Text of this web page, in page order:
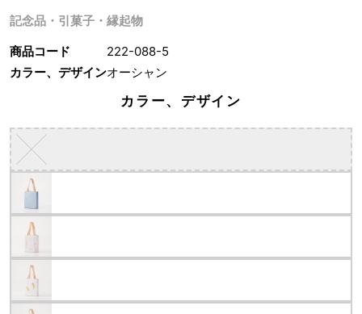
記念品・引菓子・縁起物
商品コード
222-088-5
カラー、デザインオーシャン
カラー、デザイン